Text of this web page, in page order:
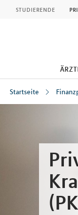
studierende
Startseite